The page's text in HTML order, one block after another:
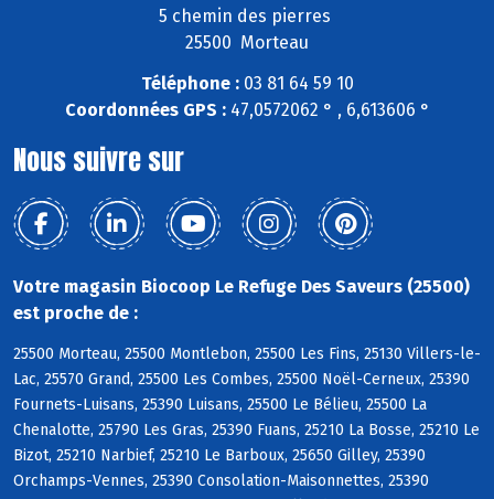
5 chemin des pierres
25500 Morteau
Téléphone :03 81 64 59 10
Coordonnées GPS :47,0572062 ° , 6,613606 °
Nous suivre sur
Votre magasin Biocoop Le Refuge Des Saveurs (25500)
est proche de :
25500 Morteau, 25500 Montlebon, 25500 Les Fins, 25130 Villers-le-
Lac, 25570 Grand, 25500 Les Combes, 25500 Noël-Cerneux, 25390
Fournets-Luisans, 25390 Luisans, 25500 Le Bélieu, 25500 La
Chenalotte, 25790 Les Gras, 25390 Fuans, 25210 La Bosse, 25210 Le
Bizot, 25210 Narbief, 25210 Le Barboux, 25650 Gilley, 25390
Orchamps-Vennes, 25390 Consolation-Maisonnettes, 25390